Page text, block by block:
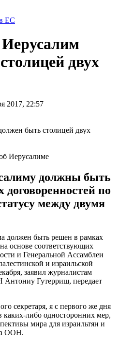
ЕС
двух
2017, 22:57
Иерусалиме
должны быть
по
между двумя
должен быть решен в рамках
основе соответствующих
и Генеральной Ассамблеи
и израильской
заявил журналистам
Антониу Гутерриш, передает
секретаря, я с первого же дня
либо односторонних мер,
мира для израильтян и
ООН.